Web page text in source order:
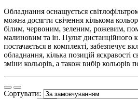
Обладнання оснащується
можна досягти свічення кількома
білим, червоним, зеленим, рожевим,
малиновим та ін. Пульт дистанційного
постачається в комплекті, забезпечує
обладнання, кілька позицій яскравості
зміни кольорів, а також вибір кольорів
Сортувати: